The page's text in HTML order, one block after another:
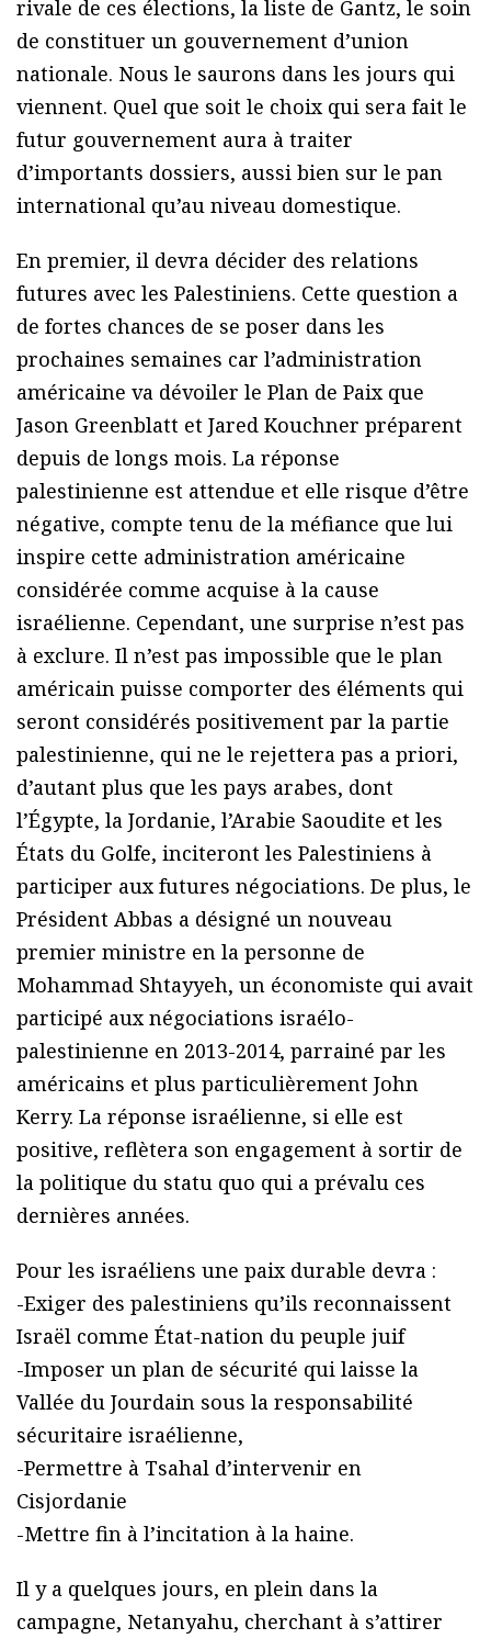
rivale de ces élections, la liste de Gantz, le soin
de constituer un gouvernement d’union
nationale. Nous le saurons dans les jours qui
viennent. Quel que soit le choix qui sera fait le
futur gouvernement aura à traiter
d’importants dossiers, aussi bien sur le pan
international qu’au niveau domestique.
En premier, il devra décider des relations
futures avec les Palestiniens. Cette question a
de fortes chances de se poser dans les
prochaines semaines car l’administration
américaine va dévoiler le Plan de Paix que
Jason Greenblatt et Jared Kouchner préparent
depuis de longs mois. La réponse
palestinienne est attendue et elle risque d’être
négative, compte tenu de la méfiance que lui
inspire cette administration américaine
considérée comme acquise à la cause
israélienne. Cependant, une surprise n’est pas
à exclure. Il n’est pas impossible que le plan
américain puisse comporter des éléments qui
seront considérés positivement par la partie
palestinienne, qui ne le rejettera pas a priori,
d’autant plus que les pays arabes, dont
l’Égypte, la Jordanie, l’Arabie Saoudite et les
États du Golfe, inciteront les Palestiniens à
participer aux futures négociations. De plus, le
Président Abbas a désigné un nouveau
premier ministre en la personne de
Mohammad Shtayyeh, un économiste qui avait
participé aux négociations israélo-
palestinienne en 2013-2014, parrainé par les
américains et plus particulièrement John
Kerry. La réponse israélienne, si elle est
positive, reflètera son engagement à sortir de
la politique du statu quo qui a prévalu ces
dernières années.
Pour les israéliens une paix durable devra :
-Exiger des palestiniens qu’ils reconnaissent
Israël comme État-nation du peuple juif
-Imposer un plan de sécurité qui laisse la
Vallée du Jourdain sous la responsabilité
sécuritaire israélienne,
-Permettre à Tsahal d’intervenir en
Cisjordanie
-Mettre fin à l’incitation à la haine.
Il y a quelques jours, en plein dans la
campagne, Netanyahu, cherchant à s’attirer